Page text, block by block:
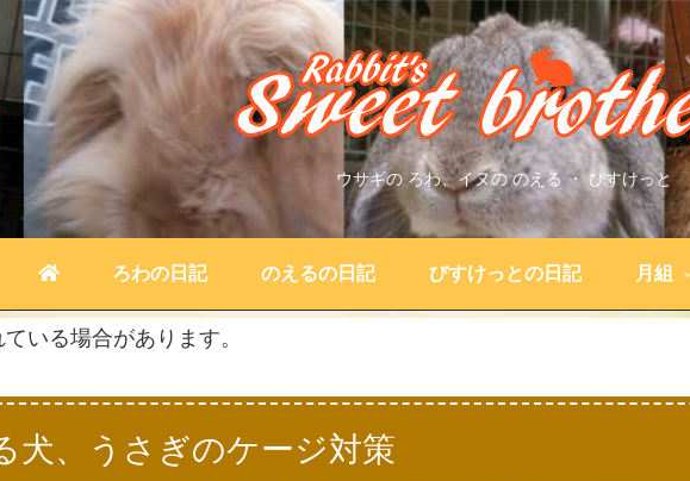
ウサギの ろわ、イヌの のえる ・ びすけっと
ろわの日記 のえるの日記 びすけっとの日記 月組
いる場合があります。
犬、うさぎのケージ対策